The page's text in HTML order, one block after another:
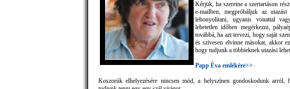
Kérjük, ha szeretne a szertartáson
e-mailben, megpróbáljuk az utazást
lebonyolítani, ugyanis vonattal
lehetetlen időben megérkezni,
továbbá, ha azt tervezi, hogy saját
és szívesen elvinne másokat, akkor
hogy tudjunk a többieknek utazási
Papp Éva emlékére>>
Koszorúk elhelyezésére nincsen mód, a helyszínen gondoskodunk arról,